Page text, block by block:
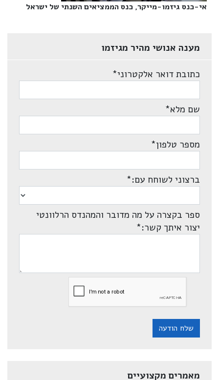
אי-כנס גיזמו-מייקר, כנס הממציאים השנתי של ישראל‎
מענה אנושי מהיר מגיזמו
כתובת דואר אלקטרוני*
שם מלא*
מספר טלפון*
ברצוני לשוחח עם:*
ספר בקצרה על מה מדובר והמהנדס הרלוונטי
יצור איתך קשר:*
שלח הודעה
מאמרים מקצועיים